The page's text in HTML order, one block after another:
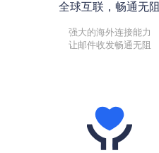
全球互联，畅通无阻
强大的海外连接能力
让邮件收发畅通无阻